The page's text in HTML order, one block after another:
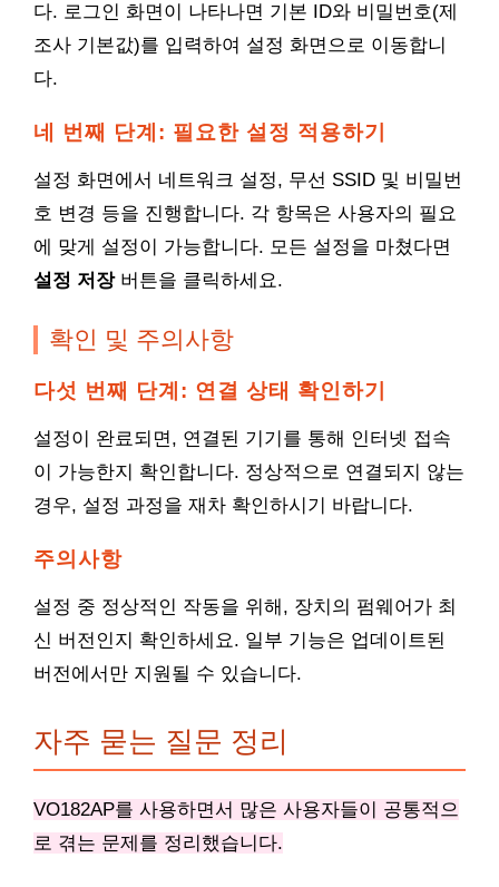
다. 로그인 화면이 나타나면 기본 ID와 비밀번호(제
조사 기본값)를 입력하여 설정 화면으로 이동합니
다.
네 번째 단계: 필요한 설정 적용하기
설정 화면에서 네트워크 설정, 무선 SSID 및 비밀번
호 변경 등을 진행합니다. 각 항목은 사용자의 필요
에 맞게 설정이 가능합니다. 모든 설정을 마쳤다면
설정 저장버튼을 클릭하세요.
확인 및 주의사항
다섯 번째 단계: 연결 상태 확인하기
설정이 완료되면, 연결된 기기를 통해 인터넷 접속
이 가능한지 확인합니다. 정상적으로 연결되지 않는
경우, 설정 과정을 재차 확인하시기 바랍니다.
주의사항
설정 중 정상적인 작동을 위해, 장치의 펌웨어가 최
신 버전인지 확인하세요. 일부 기능은 업데이트된
버전에서만 지원될 수 있습니다.
자주 묻는 질문 정리
VO182AP를 사용하면서 많은 사용자들이 공통적으
로 겪는 문제를 정리했습니다.